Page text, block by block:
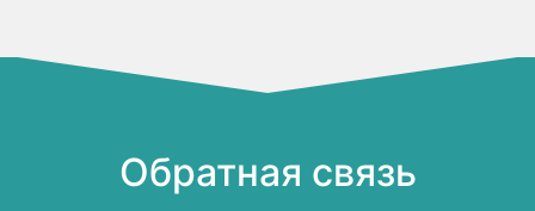
Обратная связь